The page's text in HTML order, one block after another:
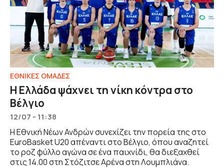
EΘΝΙΚΕΣ OΜΑΔΕΣ
Η Ελλάδα ψάχνει τη νίκη κόντρα στο
Βέλγιο
12/07 - 11:38
Η Εθνική Νέων Ανδρών συνεχίζει την πορεία της στο
EuroBasket U20 απέναντι στο Βέλγιο, όπου αναζητεί
το ροζ φύλλο αγώνα σε ένα παιχνίδι, θα διεξαχθεί
στις 14.00 στη Στόζιτσε Αρένα στη Λουμπλιάνα.